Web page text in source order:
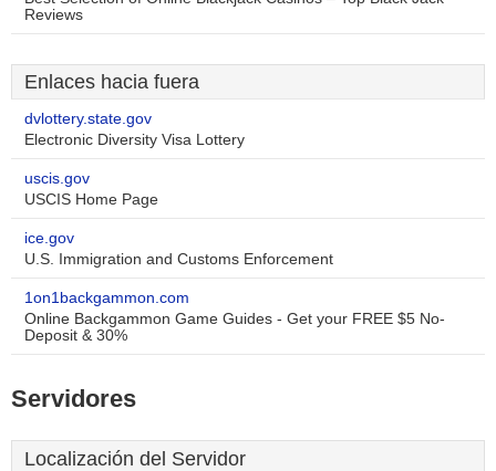
Reviews
Enlaces hacia fuera
dvlottery.state.gov
Electronic Diversity Visa Lottery
uscis.gov
USCIS Home Page
ice.gov
U.S. Immigration and Customs Enforcement
1on1backgammon.com
Online Backgammon Game Guides - Get your FREE $5 No-
Deposit & 30%
Servidores
Localización del Servidor